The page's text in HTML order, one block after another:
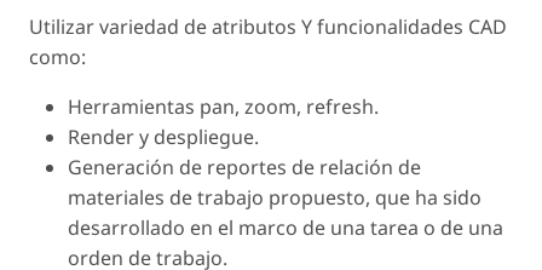
Utilizar variedad de atributos Y funcionalidades CAD
como:
Herramientas pan, zoom, refresh.
Render y despliegue.
Generación de reportes de relación de
materiales de trabajo propuesto, que ha sido
desarrollado en el marco de una tarea o de una
orden de trabajo.